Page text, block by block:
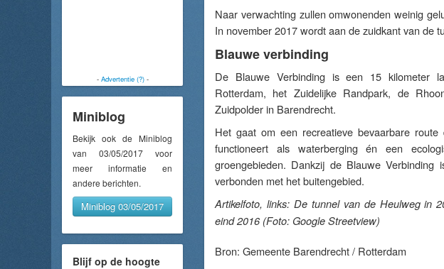
- Advertentie (?)-
Miniblog
Bekijk ook de Miniblog
van 03/05/2017 voor
meer informatie en
andere berichten.
Miniblog 03/05/2017
Blijf op de hoogte
Naar verwachting zullen omwonenden weinig
In november 2017 wordt aan de zuidkant van de
Blauwe verbinding
De Blauwe Verbinding is een 15 kilometer
Rotterdam, het Zuidelijke Randpark, de
Zuidpolder in Barendrecht.
Het gaat om een recreatieve bevaarbare
functioneert als waterberging én een
groengebieden. Dankzij de Blauwe
verbonden met het buitengebied.
Artikelfoto, links: De tunnel van de Heulweg in
eind 2016 (Foto: Google Streetview)
Bron: Gemeente Barendrecht / Rotterdam